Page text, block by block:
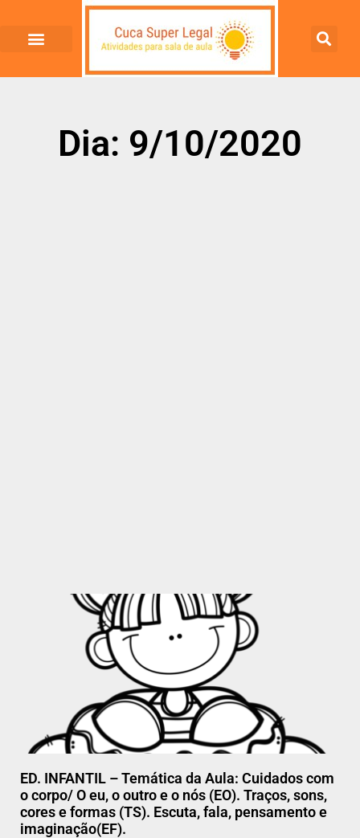
Dia: 9/10/2020
ED. INFANTIL – Temática da Aula: Cuidados com
o corpo/ O eu, o outro e o nós (EO). Traços, sons,
cores e formas (TS). Escuta, fala, pensamento e
imaginação(EF).